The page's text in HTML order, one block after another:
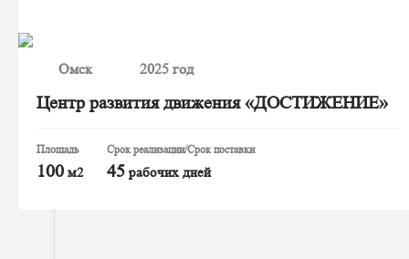
Омск 2025 год
Центр развития движения «ДОСТИЖЕНИЕ»
Площадь
100 м2
Срок реализации/Срок поставки
45 рабочих дней